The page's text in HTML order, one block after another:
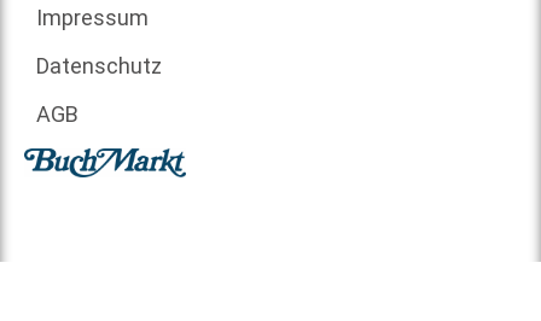
Impressum
Datenschutz
AGB